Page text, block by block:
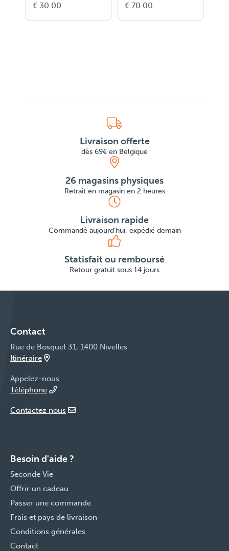
€ 30.00 € 70.00
Livraison offerte
dès 69€ en Belgique
26 magasins physiques
Retrait en magasin en 2 heures
Livraison rapide
Commandé aujourd'hui, expédié demain
Statisfait ou remboursé
Retour gratuit sous 14 jours
Contact
Rue de Bosquet 31, 1400 Nivelles
Itinéraire
Appelez-nous
Téléphone
Contactez nous
Besoin d'aide ?
Seconde Vie
Offrir un cadeau
Passer une commande
Frais et pays de livraison
Conditions générales
Contact